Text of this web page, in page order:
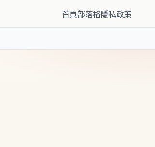
首頁部落格隱私政策